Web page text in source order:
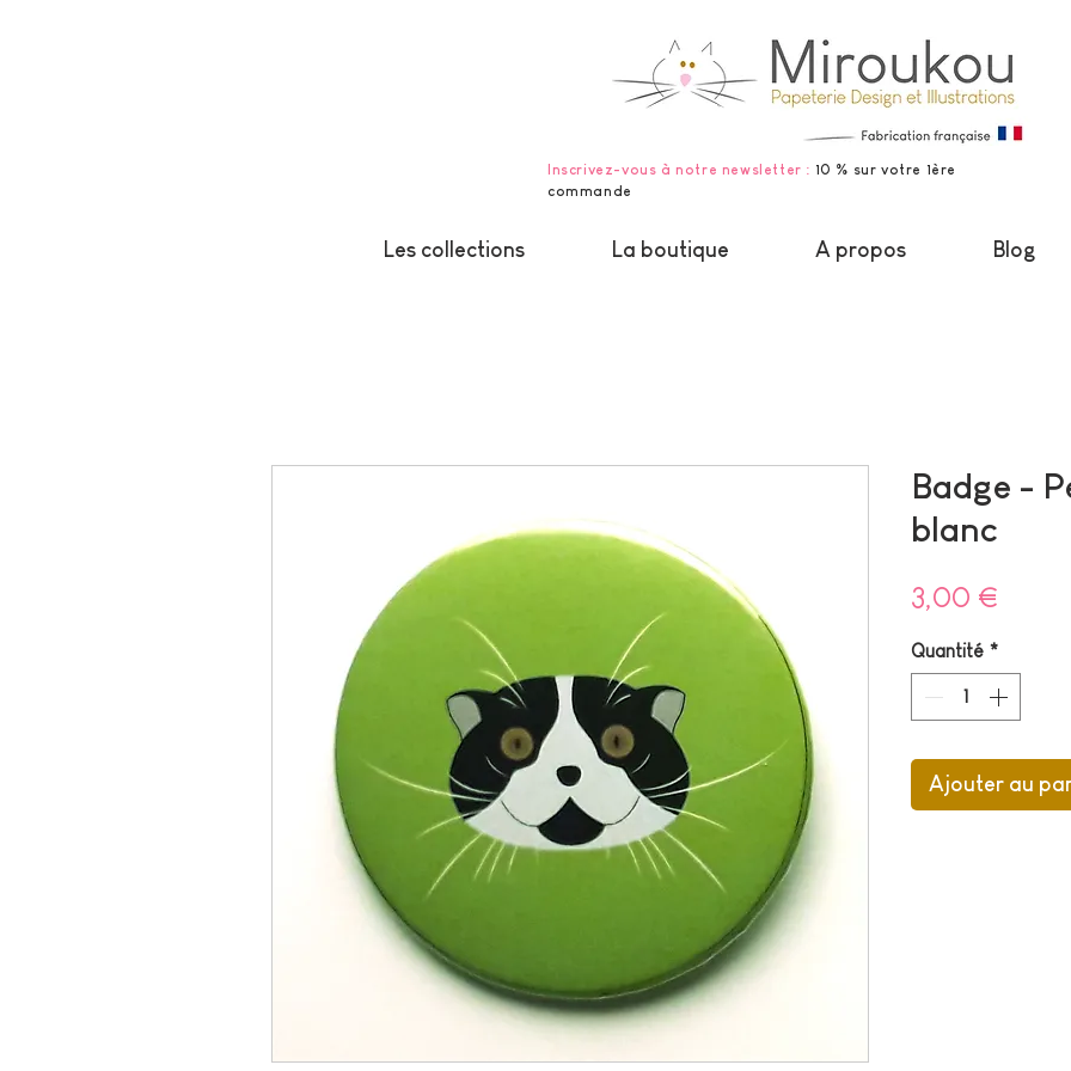
Inscrivez-vous à notre newsletter : 10 % sur votre 1ère
commande
Les collections La boutique A propos Blog
Badge -
blanc
3,00 €
Quantité *
Ajouter au